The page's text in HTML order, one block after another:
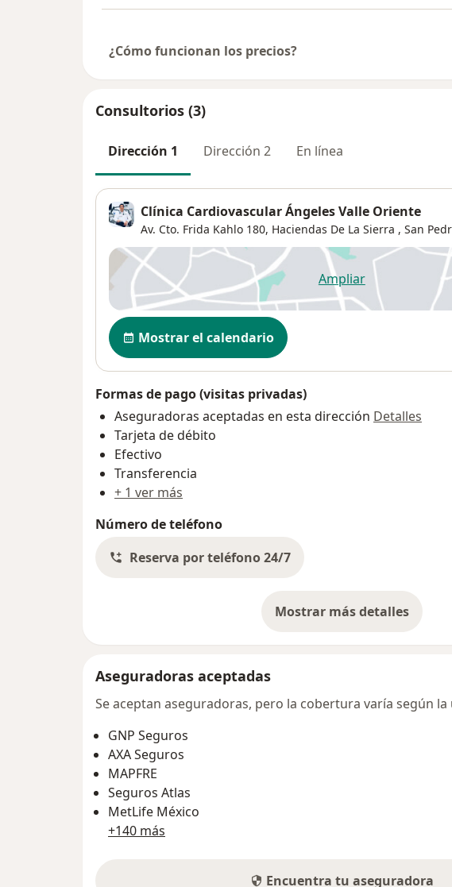
¿Cómo funcionan los precios?
Consultorios (3)
Dirección 1 Dirección 2 En línea
Clínica Cardiovascular Ángeles Valle Oriente
Av. Cto. Frida Kahlo 180, Haciendas De La Sierra , San
Ampliarse abre en una
Disponibilidad
Mostrar el calendario
Formas de pago (visitas privadas)
Aseguradoras aceptadas en esta dirección Detalles
Tarjeta de débito
Efectivo
Transferencia
+ 1 ver más
Número de teléfono
Reserva por teléfono 24/7
Mostrar más detalles
sobre la dirección
Aseguradoras aceptadas
Se aceptan aseguradoras, pero la cobertura varía según la
GNP Seguros
AXA Seguros
MAPFRE
Seguros Atlas
MetLife México
+140 más
Encuentra tu aseguradora